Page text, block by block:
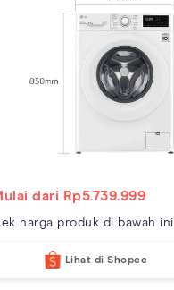
dari Rp5.739.999
harga produk di bawah ini
Lihat di Shopee